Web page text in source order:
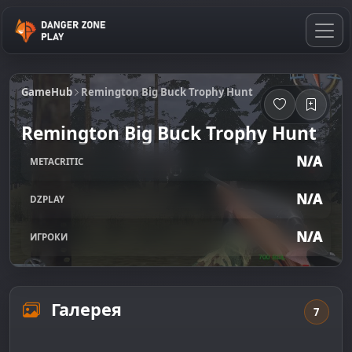
GameHub Remington Big Buck Trophy Hunt
Remington Big Buck Trophy Hunt
METACRITIC N/A
DZPLAY N/A
ИГРОКИ N/A
Галерея 7